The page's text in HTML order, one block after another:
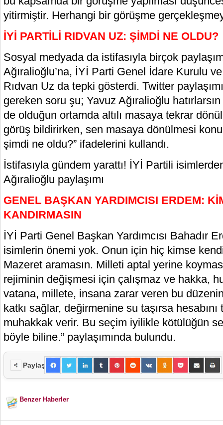
yitirmiştir. Herhangi bir görüşme
İYİ PARTİLİ RIDVAN UZ: ŞİMDİ NE OLDU?
Sosyal medyada da istifasıyla birçok
Ağıralioğlu’na, İYİ Parti Genel İdare Kurulu
Rıdvan Uz da tepki gösterdi. Twitter
gereken soru şu; Yavuz Ağıralioğlu
de olduğun ortamda altılı masaya tekrar
görüş bildirirken, sen masaya dönülmesi
şimdi ne oldu?” ifadelerini kullandı.
İstifasıyla gündem yarattı! İYİ Partili
Ağıralioğlu paylaşımı
GENEL BAŞKAN YARDIMCISI ERDEM:
KANDIRMASIN
İYİ Parti Genel Başkan Yardımcısı Bahadır
isimlerin önemi yok. Onun için hiç kimse
Mazeret aramasın. Milleti aptal yerine
rejiminin değişmesi için çalışmaz ve hakka,
vatana, millete, insana zarar veren bu
katkı sağlar, değirmenine su taşırsa
muhakkak verir. Bu seçim iyilikle kötülüğün
böyle biline.” paylaşımında bulundu.
Paylaş
Benzer Haberler